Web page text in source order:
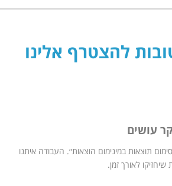
עושים
תוצאות במינימום הוצאות״. העבודה איתנו
לאורך זמן.